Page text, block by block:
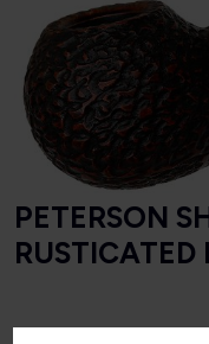
PETERSON
RUSTICATED